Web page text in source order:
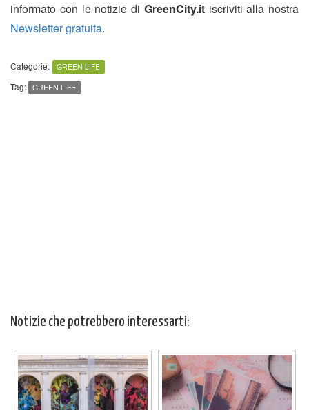
informato con le notizie di GreenCity.itiscriviti alla nostra
Newsletter gratuita.
Categorie: GREEN LIFE
Tag: GREEN LIFE
Notizie che potrebbero interessarti: